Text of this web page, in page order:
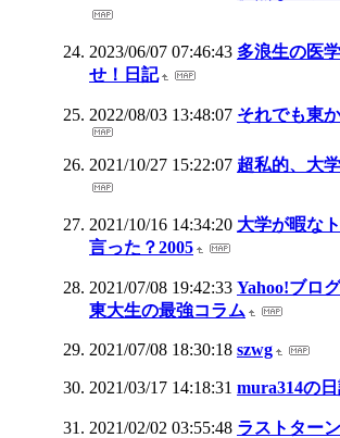
2023/06/07 07:46:43 多浪生の医
せ！日記
2022/08/03 13:48:07 それでも東
2021/10/27 15:22:07 超私的、大
2021/10/16 14:34:20 大学が暇な
言った？2005
2021/07/08 19:42:33 Yahoo!ブロ
東大生の最強コラム
2021/07/08 18:30:18 szwg
2021/03/17 14:18:31 mura314の
2021/02/02 03:55:48 ラストター